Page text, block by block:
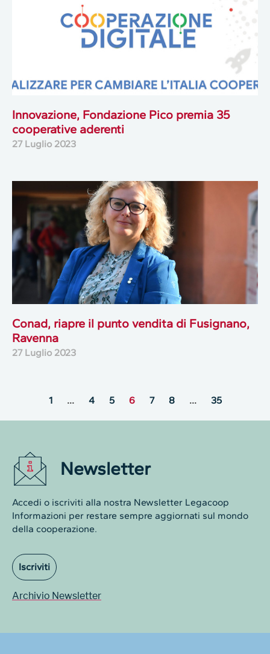
Innovazione, Fondazione Pico premia 35
cooperative aderenti
27 Luglio 2023
Conad, riapre il punto vendita di Fusignano,
Ravenna
27 Luglio 2023
1 … 4 5 6 7 8 … 35
Newsletter
Accedi o iscriviti alla nostra Newsletter Legacoop
Informazioni per restare sempre aggiornati sul mondo
della cooperazione.
Iscriviti
Archivio Newsletter